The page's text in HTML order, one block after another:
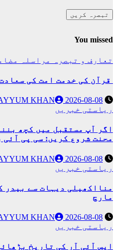
You missed
تعارف و تبصرہ مراسلہ
قرآن کی خدمت امت کی
2026-08-08
KHAN
ریاستی خبریں
اگر آپ مستقبل میں کچھ
محنت شروع کریں: سی پی آئی
2026-08-08
KHAN
ریاستی خبریں
منااکھیلی دیہات سے بیدر
مارچ
2026-08-08
KHAN
ریاستی خبریں
ایس آئی آر کی تاریخ